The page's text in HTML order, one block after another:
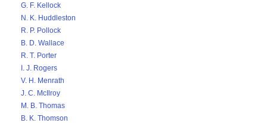
G. F. Kellock
N. K. Huddleston
R. P. Pollock
B. D. Wallace
R. T. Porter
I. J. Rogers
V. H. Menrath
J. C. McIlroy
M. B. Thomas
B. K. Thomson